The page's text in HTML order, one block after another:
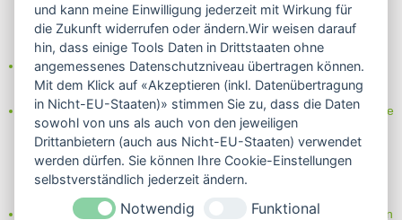
Partner von:
Wine in Moderation - bewußt genießen
Erfahren Sie mehr über Biowein in unserem Blog oder Folgen Sie
uns!
Blog
Facebook
Instagram
Neben einem ausgesuchten Sortiment an Biowein, Biospirituosen
und kann meine Einwilligung jederzeit mit Wirkung für
die Zukunft widerrufen oder ändern.Wir weisen darauf
hin, dass einige Tools Daten in Drittstaaten ohne
angemessenes Datenschutzniveau übertragen können.
Mit dem Klick auf «Akzeptieren (inkl. Datenübertragung
in Nicht-EU-Staaten)» stimmen Sie zu, dass die Daten
sowohl von uns als auch von den jeweiligen
Drittanbietern (auch aus Nicht-EU-Staaten) verwendet
werden dürfen. Sie können Ihre Cookie-Einstellungen
selbstverständlich jederzeit ändern.
Notwendig Funktional